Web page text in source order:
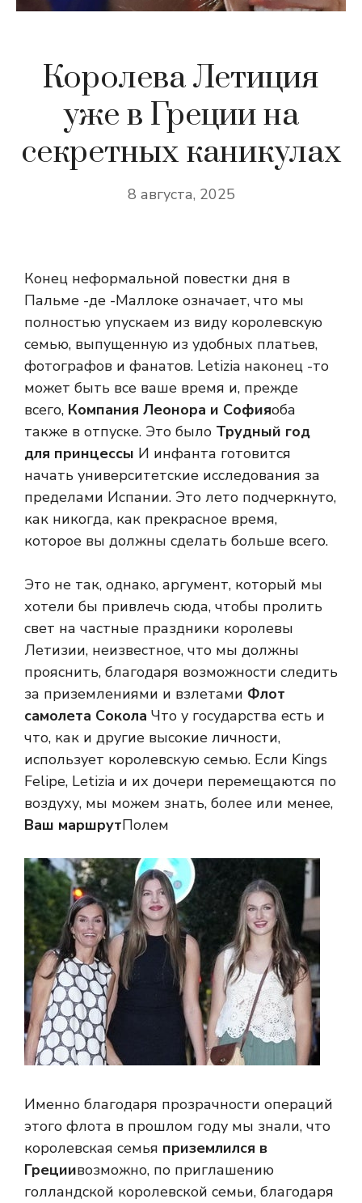
Королева Летиция
уже в Греции на
секретных каникулах
8 августа, 2025
Конец неформальной повестки дня в
Пальме -де -Маллоке означает, что мы
полностью упускаем из виду королевскую
семью, выпущенную из удобных платьев,
фотографов и фанатов. Letizia наконец -то
может быть все ваше время и, прежде
всего, Компания Леонора и Софияоба
также в отпуске. Это было Трудный год
для принцессы И инфанта готовится
начать университетские исследования за
пределами Испании. Это лето подчеркнуто,
как никогда, как прекрасное время,
которое вы должны сделать больше всего.
Это не так, однако, аргумент, который мы
хотели бы привлечь сюда, чтобы пролить
свет на частные праздники королевы
Летизии, неизвестное, что мы должны
прояснить, благодаря возможности следить
за приземлениями и взлетами Флот
самолета Сокола Что у государства есть и
что, как и другие высокие личности,
использует королевскую семью. Если Kings
Felipe, Letizia и их дочери перемещаются по
воздуху, мы можем знать, более или менее,
Ваш маршрутПолем
Именно благодаря прозрачности операций
этого флота в прошлом году мы знали, что
королевская семья приземлился в
Грециивозможно, по приглашению
голландской королевской семьи, благодаря